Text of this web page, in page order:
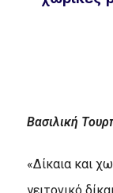
Βασιλική
«Δίκαια και